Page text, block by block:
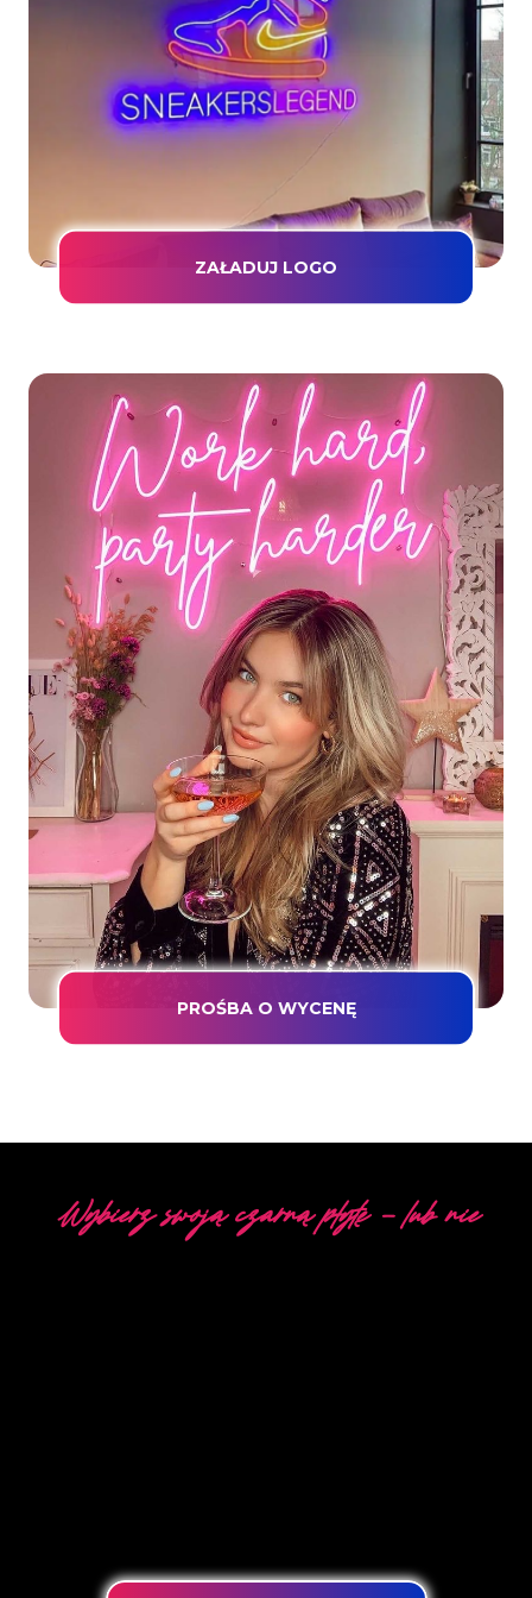
ZAŁADUJ LOGO
PROŚBA O WYCENĘ
Wybierz swoją czarną płytę - lub nie